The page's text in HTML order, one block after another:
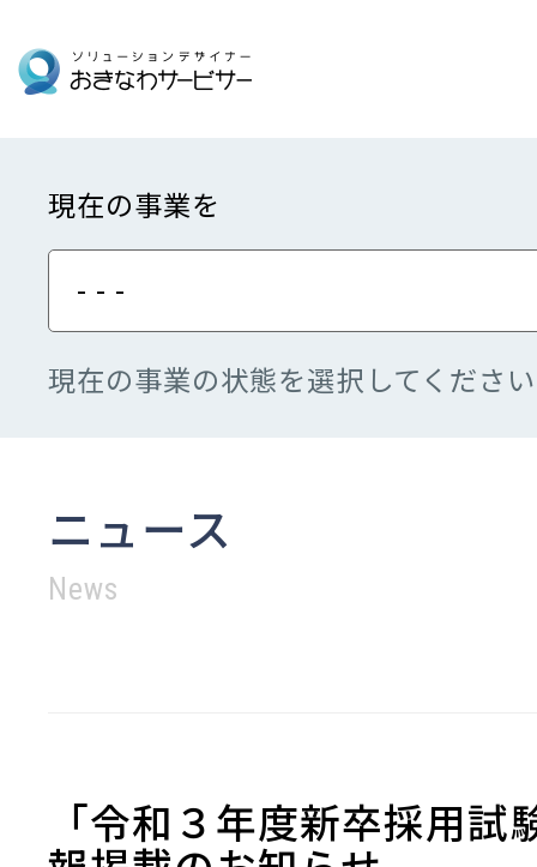
現在の事業を
- - -
現在の事業の状態を選択してくださ
ニュース
News
「令和３年度新卒採用試